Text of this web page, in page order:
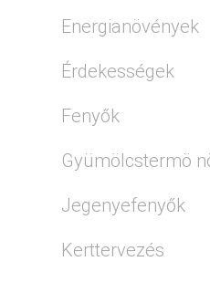
Energianövények
Érdekességek
Fenyők
Gyümölcstermö
Jegenyefenyők
Kerttervezés